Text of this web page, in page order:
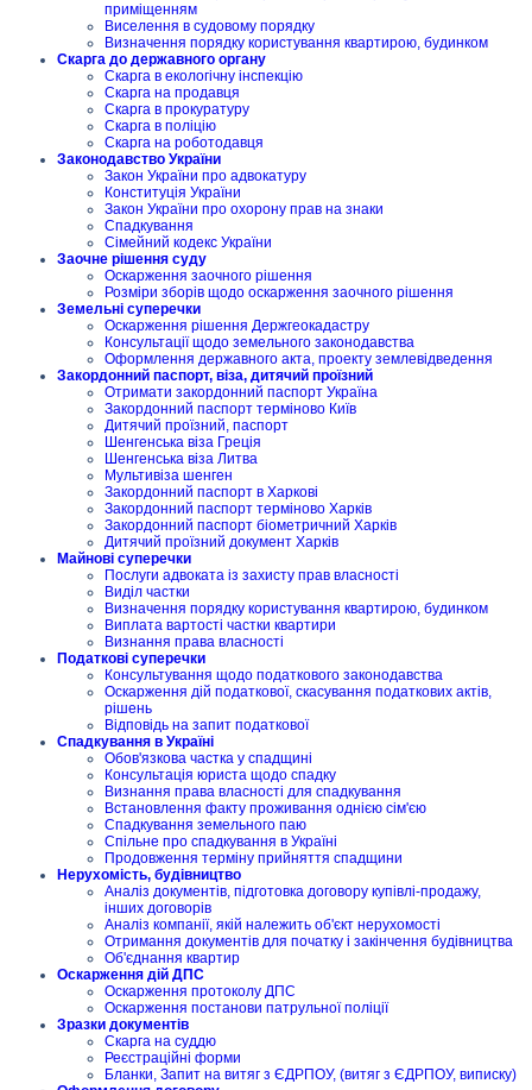
приміщенням
Виселення в судовому порядку
Визначення порядку користування квартирою, будинком
Скарга до державного органу
Скарга в екологічну інспекцію
Скарга на продавця
Скарга в прокуратуру
Скарга в поліцію
Скарга на роботодавця
Законодавство України
Закон України про адвокатуру
Конституція України
Закон України про охорону прав на знаки
Спадкування
Сімейний кодекс України
Заочне рішення суду
Оскарження заочного рішення
Розміри зборів щодо оскарження заочного рішення
Земельні суперечки
Оскарження рішення Держгеокадастру
Консультації щодо земельного законодавства
Оформлення державного акта, проекту землевідведення
Закордонний паспорт, віза, дитячий проїзний
Отримати закордонний паспорт Україна
Закордонний паспорт терміново Київ
Дитячий проїзний, паспорт
Шенгенська віза Греція
Шенгенська віза Литва
Мультивіза шенген
Закордонний паспорт в Харкові
Закордонний паспорт терміново Харків
Закордонний паспорт біометричний Харків
Дитячий проїзний документ Харків
Майнові суперечки
Послуги адвоката із захисту прав власності
Виділ частки
Визначення порядку користування квартирою, будинком
Виплата вартості частки квартири
Визнання права власності
Податкові суперечки
Консультування щодо податкового законодавства
Оскарження дій податкової, скасування податкових актів,
рішень
Відповідь на запит податкової
Спадкування в Україні
Обов'язкова частка у спадщині
Консультація юриста щодо спадку
Визнання права власності для спадкування
Встановлення факту проживання однією сім'єю
Спадкування земельного паю
Спільне про спадкування в Україні
Продовження терміну прийняття спадщини
Нерухомість, будівництво
Аналіз документів, підготовка договору купівлі-продажу,
інших договорів
Аналіз компанії, якій належить об'єкт нерухомості
Отримання документів для початку і закінчення будівництва
Об'єднання квартир
Оскарження дій ДПС
Оскарження протоколу ДПС
Оскарження постанови патрульної поліції
Зразки документів
Скарга на суддю
Реєстраційні форми
Бланки, Запит на витяг з ЄДРПОУ, (витяг з ЄДРПОУ, виписку)